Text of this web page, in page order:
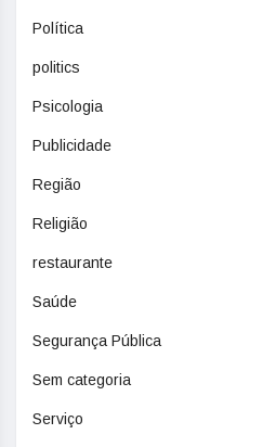
Política
politics
Psicologia
Publicidade
Região
Religião
restaurante
Saúde
Segurança Pública
Sem categoria
Serviço